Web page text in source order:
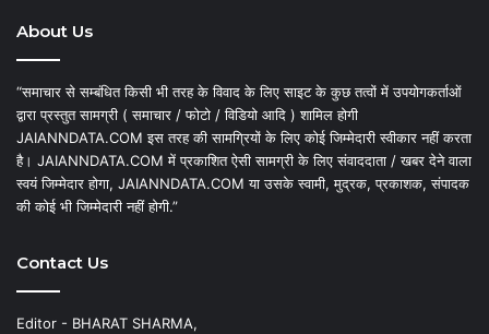
About Us
“समाचार से सम्बंधित किसी भी तरह के विवाद के लिए साइट के कुछ तत्वों में उपयोगकर्ताओं
द्वारा प्रस्तुत सामग्री ( समाचार / फोटो / विडियो आदि ) शामिल होगी
JAIANNDATA.COM इस तरह की सामग्रियों के लिए कोई जिम्मेदारी स्वीकार नहीं करता
है। JAIANNDATA.COM में प्रकाशित ऐसी सामग्री के लिए संवाददाता / खबर देने वाला
स्वयं जिम्मेदार होगा, JAIANNDATA.COM या उसके स्वामी, मुद्रक, प्रकाशक, संपादक
की कोई भी जिम्मेदारी नहीं होगी.”
Contact Us
Editor - BHARAT SHARMA,